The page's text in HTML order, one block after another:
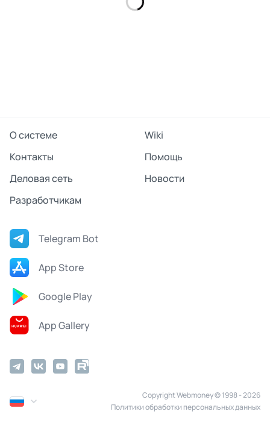
О системе
Wiki
Контакты
Помощь
Деловая сеть
Новости
Разработчикам
Telegram Bot
App Store
Google Play
App Gallery
Copyright Webmoney © 1998 - 2026
Политики обработки персональных данных